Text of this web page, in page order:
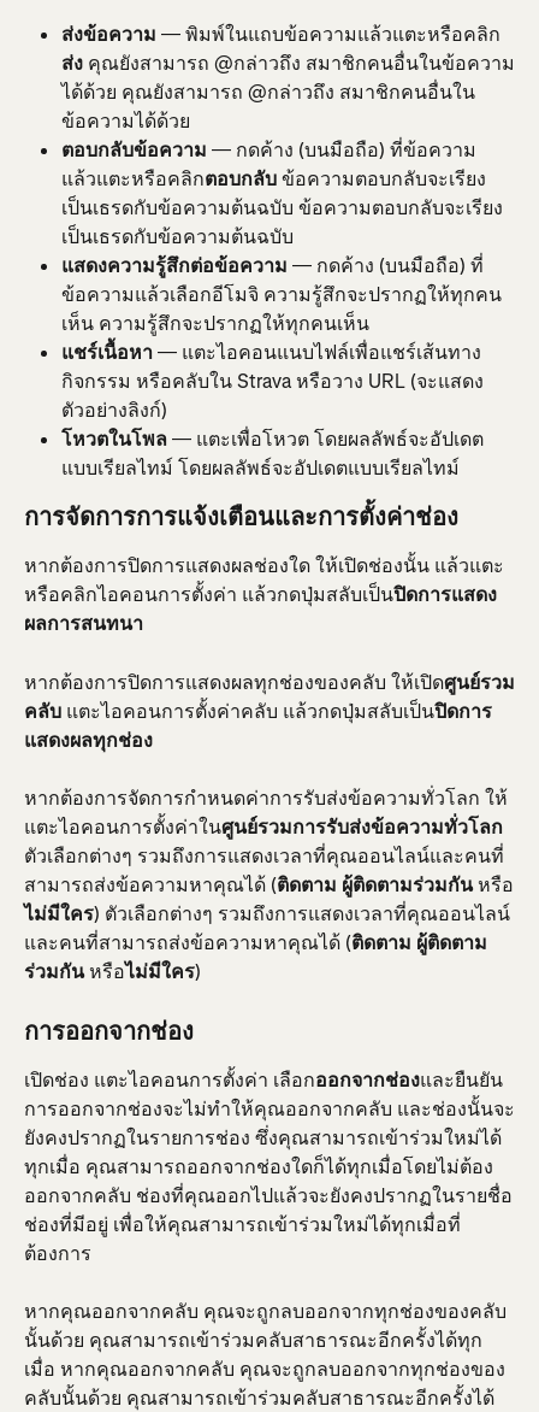
ส่งข้อความ — พิมพ์ในแถบข้อความแล้วแตะหรือคลิก
ส่ง คุณยังสามารถ @กล่าวถึง สมาชิกคนอื่นในข้อความ
ได้ด้วย คุณยังสามารถ @กล่าวถึง สมาชิกคนอื่นใน
ข้อความได้ด้วย
ตอบกลับข้อความ — กดค้าง (บนมือถือ) ที่ข้อความ
แล้วแตะหรือคลิกตอบกลับ ข้อความตอบกลับจะเรียง
เป็นเธรดกับข้อความต้นฉบับ ข้อความตอบกลับจะเรียง
เป็นเธรดกับข้อความต้นฉบับ
แสดงความรู้สึกต่อข้อความ — กดค้าง (บนมือถือ) ที่
ข้อความแล้วเลือกอีโมจิ ความรู้สึกจะปรากฏให้ทุกคน
เห็น ความรู้สึกจะปรากฏให้ทุกคนเห็น
แชร์เนื้อหา — แตะไอคอนแนบไฟล์เพื่อแชร์เส้นทาง
กิจกรรม หรือคลับใน Strava หรือวาง URL (จะแสดง
ตัวอย่างลิงก์)
โหวตในโพล — แตะเพื่อโหวต โดยผลลัพธ์จะอัปเดต
แบบเรียลไทม์ โดยผลลัพธ์จะอัปเดตแบบเรียลไทม์
การจัดการการแจ้งเตือนและการตั้งค่าช่อง
หากต้องการปิดการแสดงผลช่องใด ให้เปิดช่องนั้น แล้วแตะ
หรือคลิกไอคอนการตั้งค่า แล้วกดปุ่มสลับเป็นปิดการแสดง
ผลการสนทนา
หากต้องการปิดการแสดงผลทุกช่องของคลับ ให้เปิดศูนย์รวม
คลับ แตะไอคอนการตั้งค่าคลับ แล้วกดปุ่มสลับเป็นปิดการ
แสดงผลทุกช่อง
หากต้องการจัดการกำหนดค่าการรับส่งข้อความทั่วโลก ให้
แตะไอคอนการตั้งค่าในศูนย์รวมการรับส่งข้อความทั่วโลก
ตัวเลือกต่างๆ รวมถึงการแสดงเวลาที่คุณออนไลน์และคนที่
สามารถส่งข้อความหาคุณได้ (ติดตาม ผู้ติดตามร่วมกัน หรือ
ไม่มีใคร) ตัวเลือกต่างๆ รวมถึงการแสดงเวลาที่คุณออนไลน์
และคนที่สามารถส่งข้อความหาคุณได้ (ติดตาม ผู้ติดตาม
ร่วมกัน หรือไม่มีใคร)
การออกจากช่อง
เปิดช่อง แตะไอคอนการตั้งค่า เลือกออกจากช่องและยืนยัน
การออกจากช่องจะไม่ทำให้คุณออกจากคลับ และช่องนั้นจะ
ยังคงปรากฏในรายการช่อง ซึ่งคุณสามารถเข้าร่วมใหม่ได้
ทุกเมื่อ คุณสามารถออกจากช่องใดก็ได้ทุกเมื่อโดยไม่ต้อง
ออกจากคลับ ช่องที่คุณออกไปแล้วจะยังคงปรากฏในรายชื่อ
ช่องที่มีอยู่ เพื่อให้คุณสามารถเข้าร่วมใหม่ได้ทุกเมื่อที่
ต้องการ
หากคุณออกจากคลับ คุณจะถูกลบออกจากทุกช่องของคลับ
นั้นด้วย คุณสามารถเข้าร่วมคลับสาธารณะอีกครั้งได้ทุก
เมื่อ หากคุณออกจากคลับ คุณจะถูกลบออกจากทุกช่องของ
คลับนั้นด้วย คุณสามารถเข้าร่วมคลับสาธารณะอีกครั้งได้